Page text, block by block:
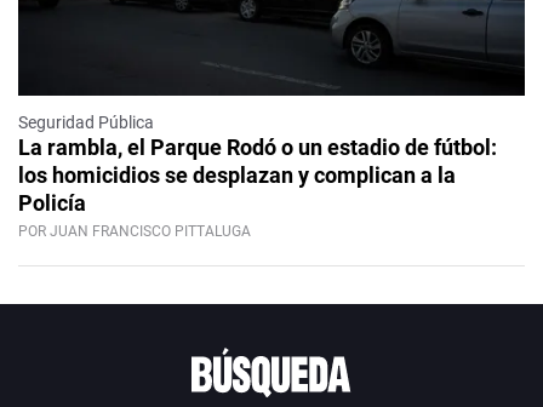
Seguridad Pública
La rambla, el Parque Rodó o un estadio de fútbol:
los homicidios se desplazan y complican a la
Policía
POR JUAN FRANCISCO PITTALUGA